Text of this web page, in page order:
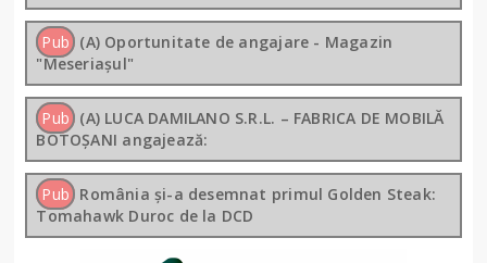
Pub (A) Oportunitate de angajare - Magazin
"Meseriașul"
Pub (A) LUCA DAMILANO S.R.L. – FABRICA DE MOBILĂ
BOTOȘANI angajează:
Pub România și-a desemnat primul Golden Steak:
Tomahawk Duroc de la DCD